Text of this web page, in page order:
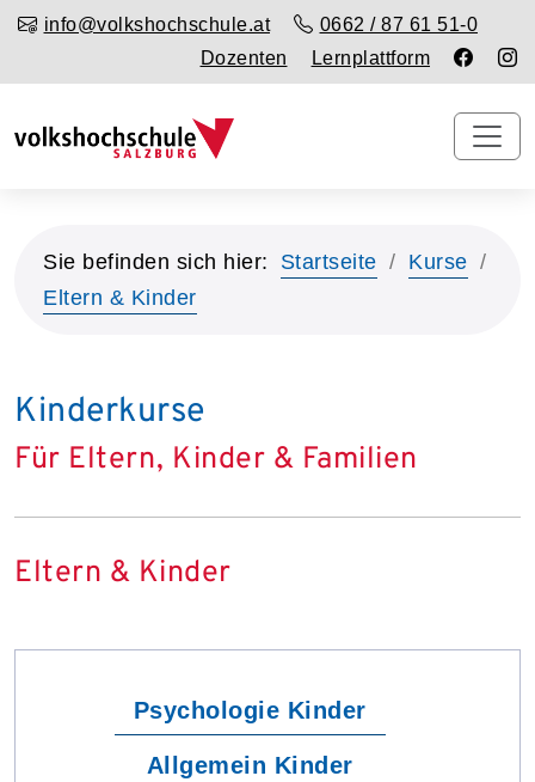
info@volkshochschule.at
0662 / 87 61 51-0
Dozenten
Lernplattform
Sie befinden sich hier: Startseite
Kurse
Eltern & Kinder
Kinderkurse
Für Eltern, Kinder & Familien
Eltern & Kinder
Psychologie Kinder
Allgemein Kinder